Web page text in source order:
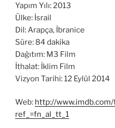
Yapım Yılı: 2013
Ülke: İsrail
Dil: Arapça, İbranice
Süre: 84 dakika
Dağıtım: M3 Film
İthalat: İklim Film
Vizyon Tarihi: 12 Eylül 2014
Web: http://
ref_=fn_al_tt_1